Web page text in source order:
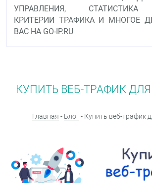
УПРАВЛЕНИЯ, СТАТИСТИКА
КРИТЕРИИ ТРАФИКА И МНОГОЕ
ВАС НА GO-IP.RU
КУПИТЬ ВЕБ-ТРАФИК
Главная - Блог- Купить веб-трафик